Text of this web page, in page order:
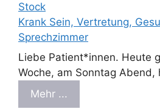
Krank Sein, Vertretung,
Sprechzimmer
Liebe Patient*innen. Heute
Woche, am Sonntag Abend,
Mehr ...